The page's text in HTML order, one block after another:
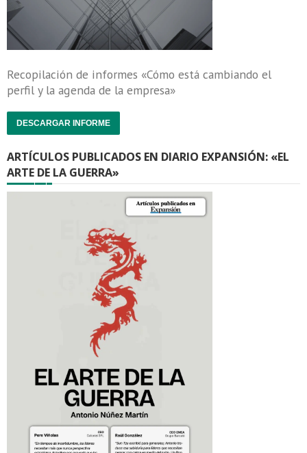
Recopilación de informes «Cómo está cambiando el
perfil y la agenda de la empresa»
DESCARGAR INFORME
ARTÍCULOS PUBLICADOS EN DIARIO EXPANSIÓN: «EL
ARTE DE LA GUERRA»